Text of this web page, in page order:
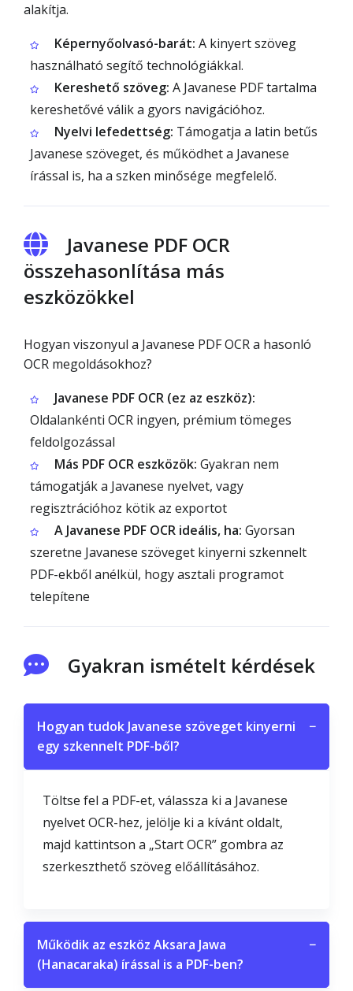
alakítja.
Képernyőolvasó-barát: A kinyert szöveg
használható segítő technológiákkal.
Kereshető szöveg: A Javanese PDF tartalma
kereshetővé válik a gyors navigációhoz.
Nyelvi lefedettség: Támogatja a latin betűs
Javanese szöveget, és működhet a Javanese
írással is, ha a szken minősége megfelelő.
Javanese PDF OCR
összehasonlítása más
eszközökkel
Hogyan viszonyul a Javanese PDF OCR a hasonló
OCR megoldásokhoz?
Javanese PDF OCR (ez az eszköz):
Oldalankénti OCR ingyen, prémium tömeges
feldolgozással
Más PDF OCR eszközök: Gyakran nem
támogatják a Javanese nyelvet, vagy
regisztrációhoz kötik az exportot
A Javanese PDF OCR ideális, ha: Gyorsan
szeretne Javanese szöveget kinyerni szkennelt
PDF-ekből anélkül, hogy asztali programot
telepítene
Gyakran ismételt kérdések
Hogyan tudok Javanese szöveget kinyerni
egy szkennelt PDF-ből?
−
Töltse fel a PDF-et, válassza ki a Javanese
nyelvet OCR-hez, jelölje ki a kívánt oldalt,
majd kattintson a „Start OCR” gombra az
szerkeszthető szöveg előállításához.
Működik az eszköz Aksara Jawa
(Hanacaraka) írással is a PDF-ben?
−